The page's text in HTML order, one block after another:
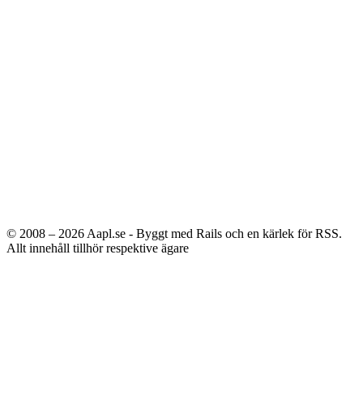
© 2008 – 2026 Aapl.se - Byggt med Rails och en kärlek för RSS.
Allt innehåll tillhör respektive ägare